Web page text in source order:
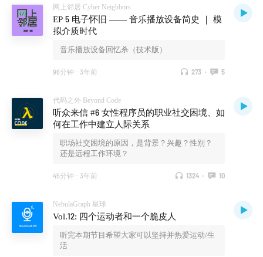
网上邻居 Cyber Neighbors
EP 5 电子怀旧 —— 音乐播放设备简史 ｜ 模
拟介质时代
音乐播放设备回忆杀（技术版）
96分钟 · 3年前 273 · 5
代码之外 Beyond Code
听众来信 #6 女性程序员的职业社交困境、如
何在工作中建立人际关系
职场社交困境的原因，是背景？兴趣？性别？
还是远程工作环境？
45分钟 · 3年前 1324 · 10
NebulaGraph 星球
Vol.12: 四个运动者和一个脆皮人
听完本期节目希望大家可以坚持并热爱运动/生
活